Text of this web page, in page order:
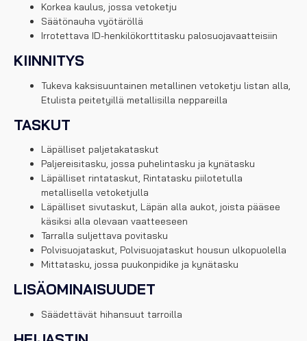
Korkea kaulus, jossa vetoketju
Säätönauha vyötäröllä
Irrotettava ID-henkilökorttitasku palosuojavaatteisiin
KIINNITYS
Tukeva kaksisuuntainen metallinen vetoketju listan alla,
Etulista peitetyillä metallisilla neppareilla
TASKUT
Läpälliset paljetakataskut
Paljereisitasku, jossa puhelintasku ja kynätasku
Läpälliset rintataskut, Rintatasku piilotetulla
metallisella vetoketjulla
Läpälliset sivutaskut, Läpän alla aukot, joista pääsee
käsiksi alla olevaan vaatteeseen
Tarralla suljettava povitasku
Polvisuojataskut, Polvisuojataskut housun ulkopuolella
Mittatasku, jossa puukonpidike ja kynätasku
LISÄOMINAISUUDET
Säädettävät hihansuut tarroilla